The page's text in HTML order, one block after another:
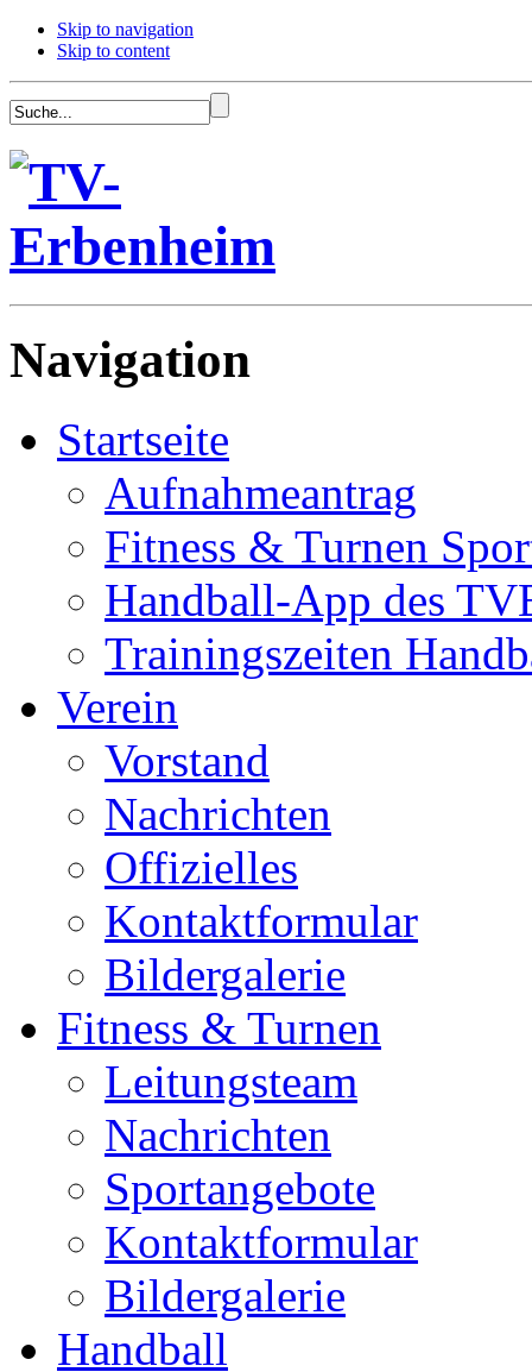
Skip to navigation
Skip to content
Navigation
Startseite
Aufnahmeantrag
Fitness & Turnen
Handball-App des
Trainingszeiten
Verein
Vorstand
Nachrichten
Offizielles
Kontaktformular
Bildergalerie
Fitness & Turnen
Leitungsteam
Nachrichten
Sportangebote
Kontaktformular
Bildergalerie
Handball